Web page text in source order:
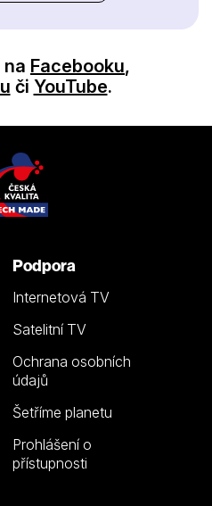
na Facebooku,
či YouTube.
Podpora
Internetová TV
Satelitní TV
Ochrana osobních
údajů
Šetříme planetu
Prohlášení o
přístupnosti